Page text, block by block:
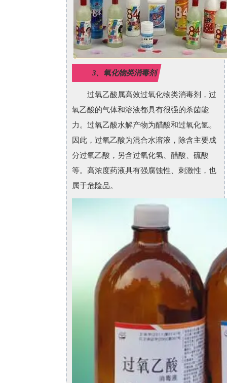
3、氧化物类消毒剂
过氧乙酸属高效过氧化物类消毒剂，过
氧乙酸的气体和溶液都具有很强的杀菌能
力。过氧乙酸水解产物为醋酸和过氧化氢。
因此，过氧乙酸为混合水溶液，除含主要成
分过氧乙酸，另含过氧化氢、醋酸、硫酸
等。高浓度药液具有强腐蚀性、刺激性，也
属于危险品。